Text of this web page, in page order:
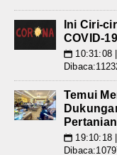
Ini Ciri-
COVID-
📅 10:31:08
Temui
Pertanian
📅 19:10:18